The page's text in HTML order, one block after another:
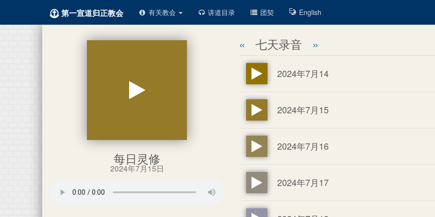
第一宣道归正教会 有关教会 讲道目录 团契 English
每日灵修
2024年7月15日
« 七天录音 »
2024年7月14
2024年7月15
2024年7月16
2024年7月17